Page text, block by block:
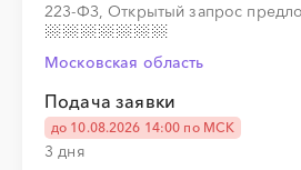
223-ФЗ, Открытый запрос
Московская область
Подача заявки
до 10.08.2026 14:00 по МСК
3 дня
░░░░░░░░░░░
░
░
░
░
░
░
░
░
░
░